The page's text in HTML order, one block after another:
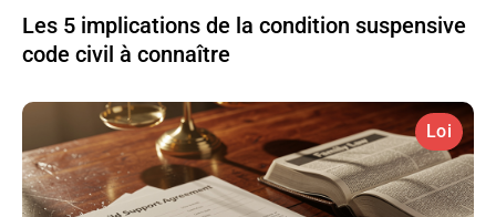
Les 5 implications de la condition suspensive
code civil à connaître
Loi